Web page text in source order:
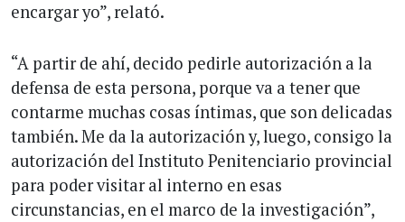
encargar yo”, relató.
“A partir de ahí, decido pedirle autorización a la
defensa de esta persona, porque va a tener que
contarme muchas cosas íntimas, que son delicadas
también. Me da la autorización y, luego, consigo la
autorización del Instituto Penitenciario provincial
para poder visitar al interno en esas
circunstancias, en el marco de la investigación”,